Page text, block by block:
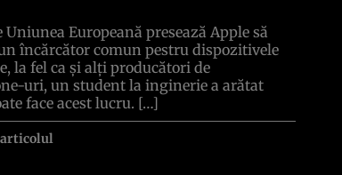
Europeană presează Apple să
încărcător comun pestru dispozitivele
la fel ca și alți producători de
uri, un student la inginerie a arătat
face acest lucru. […]